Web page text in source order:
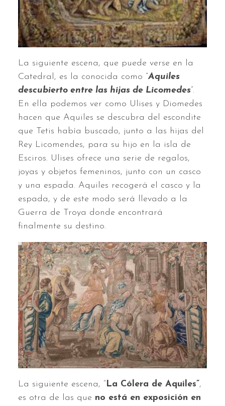
La siguiente escena, que puede verse en la
Catedral, es la conocida como “Aquiles
descubierto entre las hijas de Licomedes”.
En ella podemos ver como Ulises y Diomedes
hacen que Aquiles se descubra del escondite
que Tetis había buscado, junto a las hijas del
Rey Licomendes, para su hijo en la isla de
Esciros. Ulises ofrece una serie de regalos,
joyas y objetos femeninos, junto con un casco
y una espada. Aquiles recogerá el casco y la
espada, y de este modo será llevado a la
Guerra de Troya donde encontrará
finalmente su destino.
La siguiente escena, “La Cólera de Aquiles”,
es otra de las que no está en exposición en